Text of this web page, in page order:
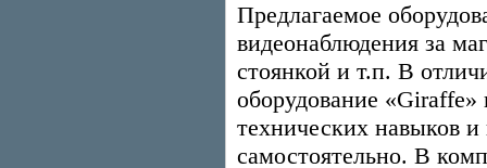
Предлагаемое
видеонаблюдения за
стоянкой и т.п. В
оборудование «Giraffe»
технических навыков
самостоятельно. В